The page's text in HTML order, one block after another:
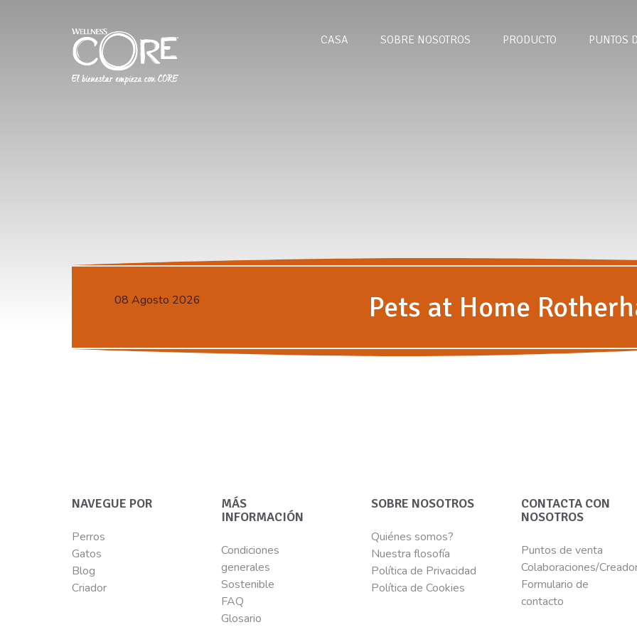
CASA SOBRE NOSOTROS PRODUCTO PUNTOS
08 Agosto 2026 Pets at Home
NAVEGUE POR
Perros
Gatos
Blog
Criador
MÁS
INFORMACIÓN
Condiciones
generales
Sostenible
FAQ
Glosario
SOBRE NOSOTROS
Quiénes somos?
Nuestra flosofía
Política de Privacidad
Política de Cookies
CONTACTA CON
NOSOTROS
Puntos de venta
Colaboraciones/
Formulario de
contacto